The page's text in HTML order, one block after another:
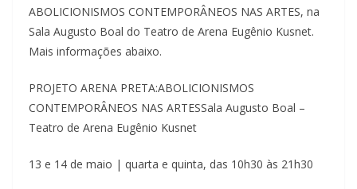
ABOLICIONISMOS CONTEMPORÂNEOS NAS ARTES, na
Sala Augusto Boal do Teatro de Arena Eugênio Kusnet.
Mais informações abaixo.
PROJETO ARENA PRETA:ABOLICIONISMOS
CONTEMPORÂNEOS NAS ARTESSala Augusto Boal –
Teatro de Arena Eugênio Kusnet
13 e 14 de maio | quarta e quinta, das 10h30 às 21h30